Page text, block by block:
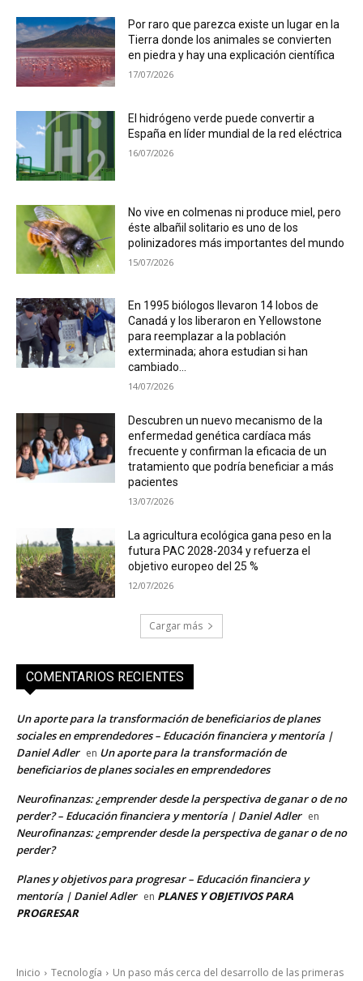
Por raro que parezca existe un lugar en la
Tierra donde los animales se convierten
en piedra y hay una explicación científica
17/07/2026
El hidrógeno verde puede convertir a
España en líder mundial de la red eléctrica
16/07/2026
No vive en colmenas ni produce miel, pero
éste albañil solitario es uno de los
polinizadores más importantes del mundo
15/07/2026
En 1995 biólogos llevaron 14 lobos de
Canadá y los liberaron en Yellowstone
para reemplazar a la población
exterminada; ahora estudian si han
cambiado...
14/07/2026
Descubren un nuevo mecanismo de la
enfermedad genética cardíaca más
frecuente y confirman la eficacia de un
tratamiento que podría beneficiar a más
pacientes
13/07/2026
La agricultura ecológica gana peso en la
futura PAC 2028-2034 y refuerza el
objetivo europeo del 25 %
12/07/2026
Cargar más
COMENTARIOS RECIENTES
Un aporte para la transformación de beneficiarios de planes
sociales en emprendedores – Educación financiera y mentoría |
Daniel Adler en Un aporte para la transformación de
beneficiarios de planes sociales en emprendedores
Neurofinanzas: ¿emprender desde la perspectiva de ganar o de no
perder? – Educación financiera y mentoría | Daniel Adler en
Neurofinanzas: ¿emprender desde la perspectiva de ganar o de no
perder?
Planes y objetivos para progresar – Educación financiera y
mentoría | Daniel Adler en PLANES Y OBJETIVOS PARA
PROGRESAR